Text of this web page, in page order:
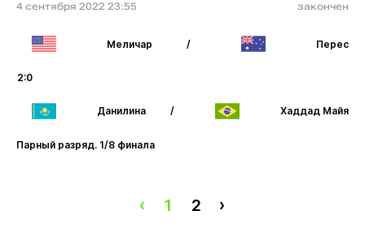
4 сентября 2022 23:55 закончен
Меличар / Перес
2:0
Данилина / Хаддад Майя
Парный разряд. 1/8 финала
‹ 1 2 ›